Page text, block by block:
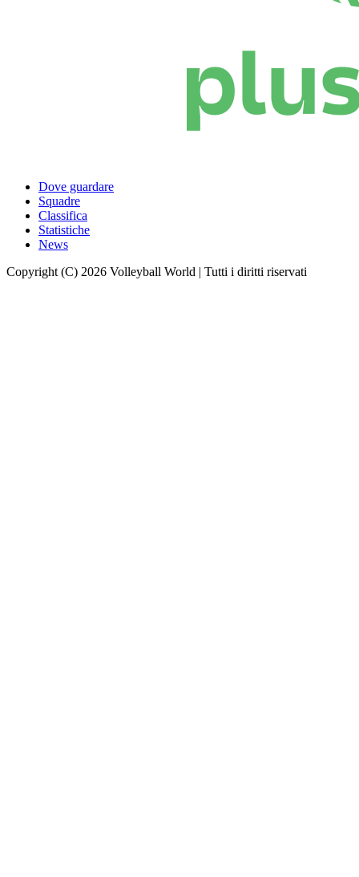
Dove guardare
Squadre
Classifica
Statistiche
News
Copyright (C) 2026 Volleyball World | Tutti i diritti riservati